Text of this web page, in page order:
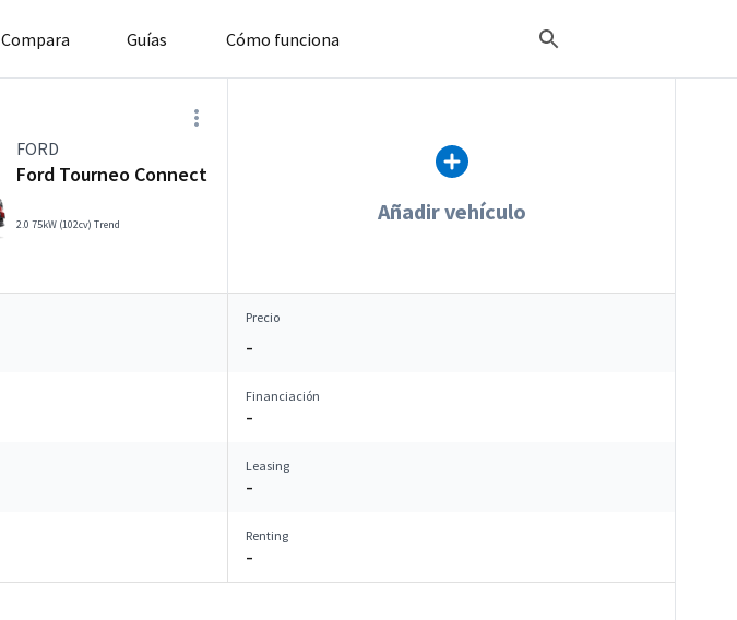
Compara Guías Cómo funciona
FORD
Ford Tourneo Connect
2.0 75kW (102cv) Trend Añadir vehículo
Precio
–
Financiación
–
Leasing
–
Renting
–